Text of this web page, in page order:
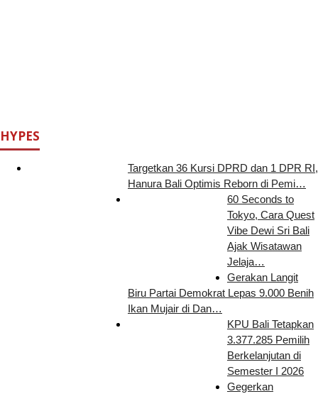
HYPES
Targetkan 36 Kursi DPRD dan 1 DPR RI,
Hanura Bali Optimis Reborn di Pemi…
60 Seconds to
Tokyo, Cara Quest
Vibe Dewi Sri Bali
Ajak Wisatawan
Jelaja…
Gerakan Langit
Biru Partai Demokrat Lepas 9.000 Benih
Ikan Mujair di Dan…
KPU Bali Tetapkan
3.377.285 Pemilih
Berkelanjutan di
Semester I 2026
Gegerkan